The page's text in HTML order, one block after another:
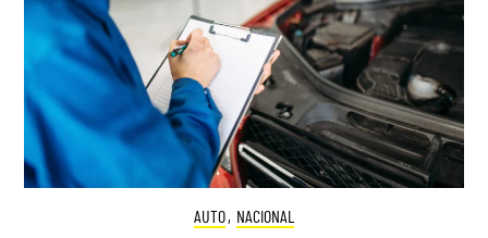
AUTO, NACIONAL